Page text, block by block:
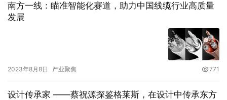
南方一线：瞄准智能化赛道，助力中国线缆行业高质量
发展
2023年8月8日 产业聚焦 771
设计传承家 ——蔡祝源探鉴格莱斯，在设计中传承东方